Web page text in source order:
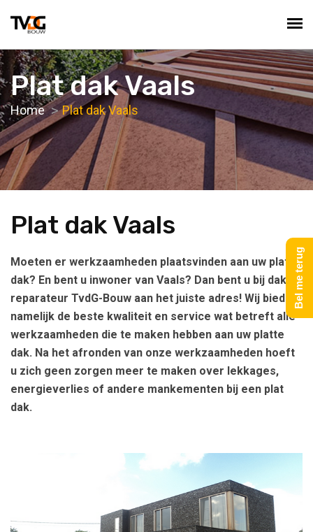
Plat dak Vaals
Home Plat dak Vaals
Plat dak Vaals
Moeten er werkzaamheden plaatsvinden aan uw platte
dak? En bent u inwoner van Vaals? Dan bent u bij dak
reparateur TvdG-Bouw aan het juiste adres! Wij bieden
namelijk de beste kwaliteit en service wat betreft alle
werkzaamheden die te maken hebben aan uw platte
dak. Na het afronden van onze werkzaamheden hoeft
u zich geen zorgen meer te maken over lekkages,
energieverlies of andere mankementen bij een plat
dak.
Bel me terug